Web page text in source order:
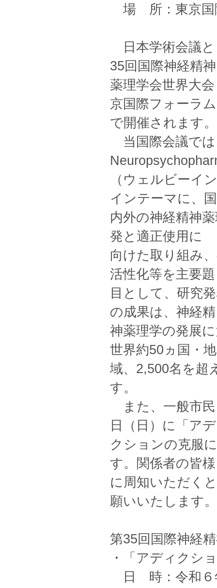
場 所：東京国
日本学術会議と
35回国際神経精神
薬理学会世界大
京国際フォーラム
で開催されます。
当国際会議では
（ウェルビーイ
インテーマに、国
内外の神経精神
発と適正使用に
向けた取り組み
活性化等を主要題
目として、研究
の成果は、神経精
神薬理学の発展
世界約50ヵ国・地
域、2,500名を超
す。
また、一般市民
日（日）に「ア
クションの克服
す。関係者の皆様
に周知いただく
願いいたします。
第35回国際神経
・「アディクシ
日 時：令和６